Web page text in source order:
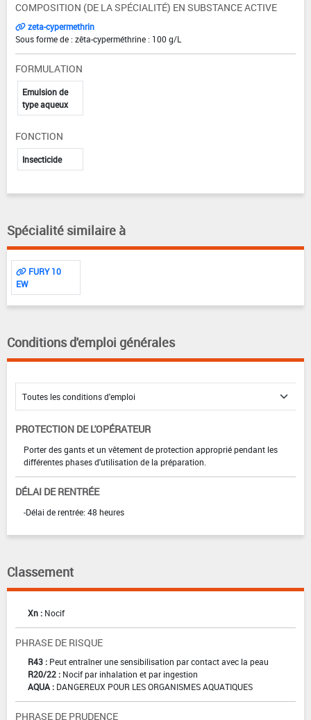
COMPOSITION (DE LA SPÉCIALITÉ) EN SUBSTANCE ACTIVE
zeta-cypermethrin
Sous forme de : zêta-cyperméthrine : 100 g/L
FORMULATION
Emulsion de
type aqueux
FONCTION
Insecticide
Spécialité similaire à
FURY 10
EW
Conditions d'emploi générales
PROTECTION DE L'OPÉRATEUR
Porter des gants et un vêtement de protection approprié pendant les
différentes phases d'utilisation de la préparation.
DÉLAI DE RENTRÉE
-Délai de rentrée: 48 heures
Classement
Xn : Nocif
PHRASE DE RISQUE
R43 : Peut entraîner une sensibilisation par contact avec la peau
R20/22 : Nocif par inhalation et par ingestion
AQUA : DANGEREUX POUR LES ORGANISMES AQUATIQUES
PHRASE DE PRUDENCE